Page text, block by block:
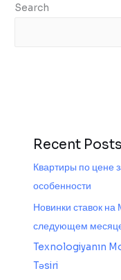
Search
Recent Posts
Квартиры по цене
особенности
Новинки ставок на
следующем
Texnologiyanın
Təsiri